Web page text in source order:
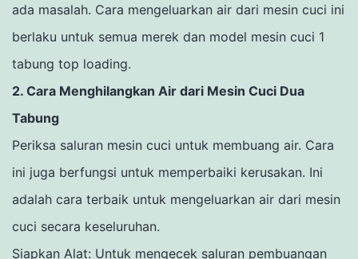
ada masalah. Cara mengeluarkan air dari mesin cuci ini
berlaku untuk semua merek dan model mesin cuci 1
tabung top loading.
2. Cara Menghilangkan Air dari Mesin Cuci Dua
Tabung
Periksa saluran mesin cuci untuk membuang air. Cara
ini juga berfungsi untuk memperbaiki kerusakan. Ini
adalah cara terbaik untuk mengeluarkan air dari mesin
cuci secara keseluruhan.
Siapkan Alat: Untuk mengecek saluran pembuangan